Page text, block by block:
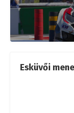
Esküvői